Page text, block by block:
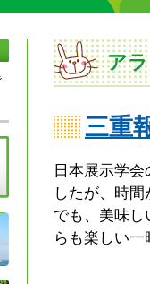
ア
三重
日本展示学
したが、時
でも、美味
らも楽しい